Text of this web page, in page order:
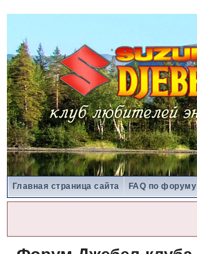
Главная страница сайта FAQ по форуму